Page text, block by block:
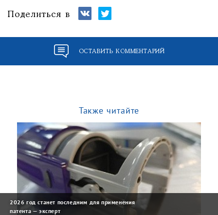
Поделиться в
ОСТАВИТЬ КОММЕНТАРИЙ
Также читайте
2026 год станет последним для применения
патента — эксперт